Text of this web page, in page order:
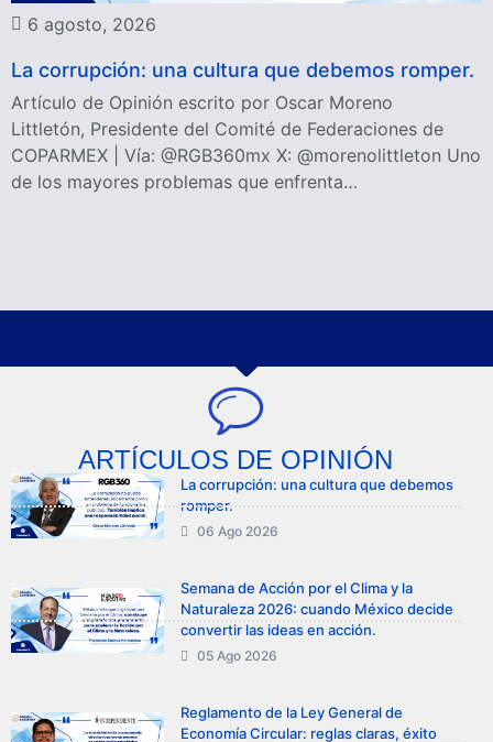
6 agosto, 2026
La corrupción: una cultura que debemos romper.
Artículo de Opinión escrito por Oscar Moreno
Littletón, Presidente del Comité de Federaciones de
COPARMEX | Vía: @RGB360mx X: @morenolittleton Uno
de los mayores problemas que enfrenta…
ARTÍCULOS DE OPINIÓN
La corrupción: una cultura que debemos
romper.
06 Ago 2026
Semana de Acción por el Clima y la
Naturaleza 2026: cuando México decide
convertir las ideas en acción.
05 Ago 2026
Reglamento de la Ley General de
Economía Circular: reglas claras, éxito